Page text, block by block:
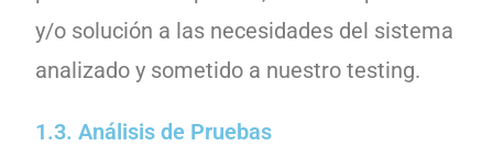
1.3. Análisis de Pruebas